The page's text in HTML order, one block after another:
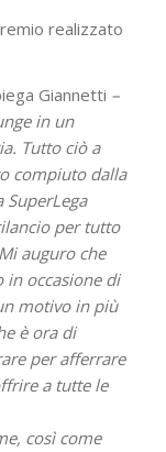
realizzato
Giannetti –
in un
Tutto ciò a
compiuto dalla
per tutto
auguro che
in occasione di
motivo in più
è ora di
per afferrare
a tutte le
così come